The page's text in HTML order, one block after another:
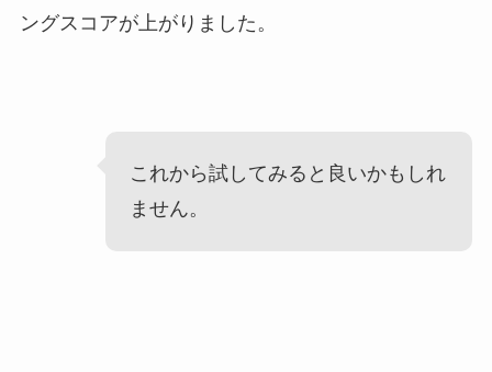
ングスコアが上がりました。
これから試してみると良いかもしれ
ません。